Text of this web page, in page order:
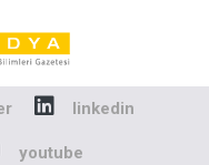
linkedin
youtube